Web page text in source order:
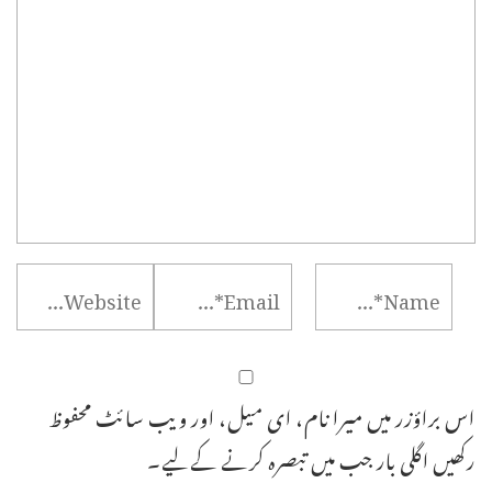
اس براؤزر میں میرا نام، ای میل، اور ویب سائٹ محفوظ
رکھیں اگلی بار جب میں تبصرہ کرنے کےلیے۔